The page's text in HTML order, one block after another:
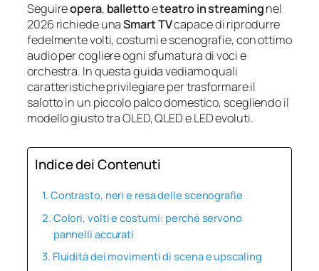
Seguireopera, ballettoeteatro in streamingnel
2026 richiede unaSmart TVcapace di riprodurre
fedelmente volti, costumi e scenografie, con ottimo
audio per cogliere ogni sfumatura di voci e
orchestra. In questa guida vediamo quali
caratteristiche privilegiare per trasformare il
salotto in un piccolo palco domestico, scegliendo il
modello giusto tra OLED, QLED e LED evoluti.
Indice dei Contenuti
Contrasto, neri e resa delle scenografie
Colori, volti e costumi: perché servono
pannelli accurati
Fluidità dei movimenti di scena e upscaling